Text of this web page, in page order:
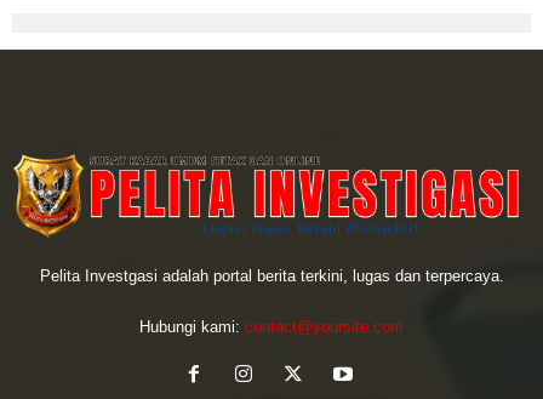
Pelita Investgasi adalah portal berita terkini, lugas dan terpercaya.
Hubungi kami: contact@yoursite.com